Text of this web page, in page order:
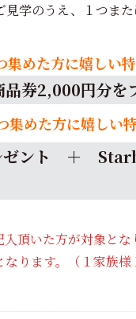
のうえ、１つまた
集めた方に嬉しい特
品券2,000円分を
集めた方に嬉しい特
ゼント ＋
頂いた方が対象とな
ります。（１家族様